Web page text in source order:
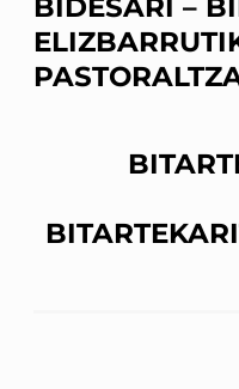
DE
ENTRADAS
BIDESARI –